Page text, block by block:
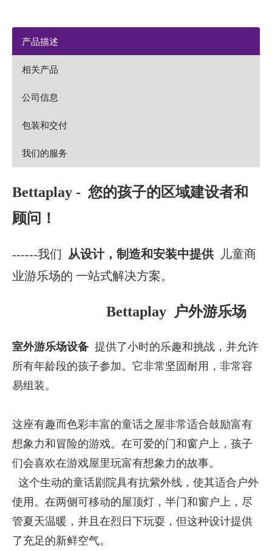
产品描述
相关产品
公司信息
包装和交付
我们的服务
Bettaplay - 您的孩子的区域建设者和
顾问！
------我们 从设计，制造和安装中提供
儿童商
业游乐场的 一站式解决方案。
Bettaplay 户外游乐场
室外游乐场设备 提供了小时的乐趣和挑战，并允许
所有年龄段的孩子参加。它非常坚固耐用，非常容
易组装。
这座有趣而色彩丰富的童话之屋非常适合鼓励富有
想象力和冒险的游戏。在可爱的门和窗户上，孩子
们会喜欢在游戏屋里玩富有想象力的故事。
这个生动的童话剧院具有抗紫外线，使其适合户外
使用。在两侧可移动的屋顶灯，半门和窗户上，尽
管夏天温暖，并且在烈日下玩耍，但这种设计提供
了充足的新鲜空气。